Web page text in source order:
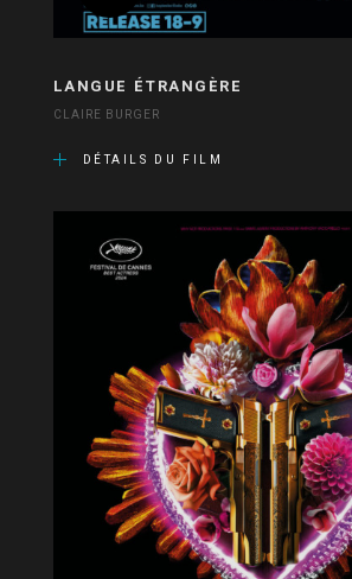
LANGUE ÉTRANGÈRE
CLAIRE BURGER
DÉTAILS DU FILM